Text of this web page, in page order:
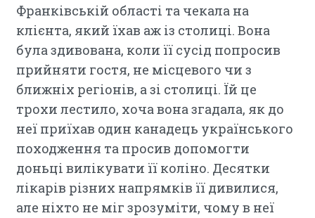
Франківській області та чекала на
клієнта, який їхав аж із столиці. Вона
була здивована, коли її сусід попросив
прийняти гостя, не місцевого чи з
ближніх регіонів, а зі столиці. Їй це
трохи лестило, хоча вона згадала, як до
неї приїхав один канадець українського
походження та просив допомогти
доньці вилікувати її коліно. Десятки
лікарів різних напрямків її дивилися,
але ніхто не міг зрозуміти, чому в неї